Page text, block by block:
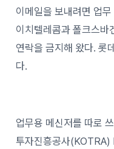
이메일을 보내려면 업
이치텔레콤과 폴크스바
연락을 금지해 왔다. 롯
다.
업무용 메신저를 따로
투자진흥공사(KOTRA)